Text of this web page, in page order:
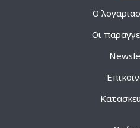
Ο
Οι